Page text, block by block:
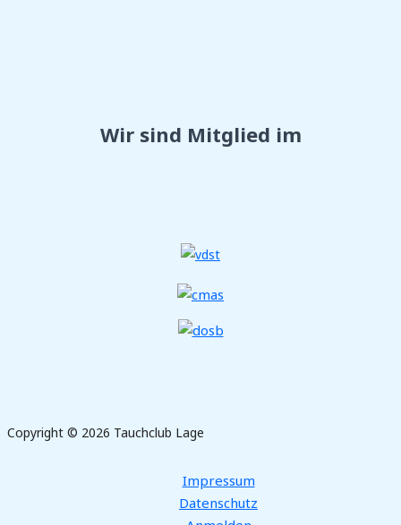
Wir sind Mitglied im
Copyright © 2026 Tauchclub Lage
Impressum
Datenschutz